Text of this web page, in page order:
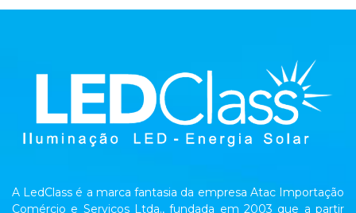
A LedClass é a marca fantasia da empresa Atac Importação
Comércio e Serviços Ltda., fundada em 2003 que a partir